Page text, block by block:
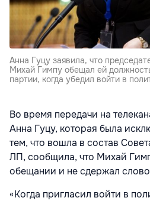
Анна Гуцу заявила, что
Михай Гимпу обещал ей
партии, когда убедил войти в
Во время передачи на
Анна Гуцу, которая была
тем, что вошла в состав
ЛП, сообщила, что Михай
обещании и не сдержал
«Когда пригласил войти в